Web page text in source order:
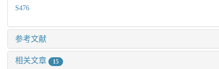
S476
参考文献
相关文章 15